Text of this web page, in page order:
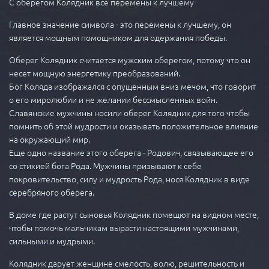
С оберегом Колядник все перемены к лучшему
Главное значение символа - это перемены к лучшему, он
является мощным помощником для одержания победы.
Оберег Колядник считается мужским оберегом, потому что он
несет мощную энергетику преобразований.
Бог Коляда изображался с опущенным вниз мечом, что говорит
о его миролюбии и не желании бессмысленных войн.
Славянские мужчины носили оберег Колядник для того чтобы
помнить об этой мудрости и оказывать положительное влияние
на окружающий мир.
Еще одно название этого оберега - Родович, связывающее его
со стихией бога Рода. Мужчины призывают к себе
покровительство, силу и мудрость Рода, нося Колядник в виде
серебряного оберега.
В доме где растут сыновья Колядник помещют на видном месте,
чтобы помочь мальчикам вырасти настоящими мужчинами,
сильными и мудрыми.
Колядник дарует женщине смелость, волю, решительность и